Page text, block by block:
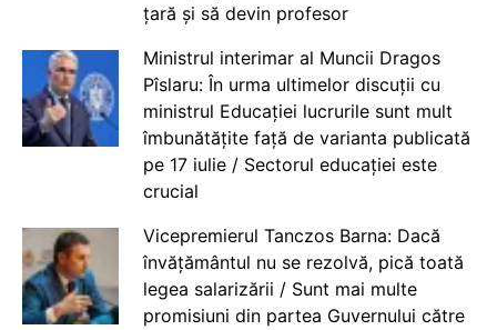
țară și să devin profesor
Ministrul interimar al Muncii Dragos
Pîslaru: În urma ultimelor discuții cu
ministrul Educației lucrurile sunt mult
îmbunătățite față de varianta publicată
pe 17 iulie / Sectorul educației este
crucial
Vicepremierul Tanczos Barna: Dacă
învățământul nu se rezolvă, pică toată
legea salarizării / Sunt mai multe
promisiuni din partea Guvernului către